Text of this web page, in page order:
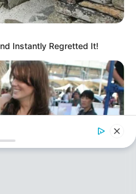
Instantly Regretted It!